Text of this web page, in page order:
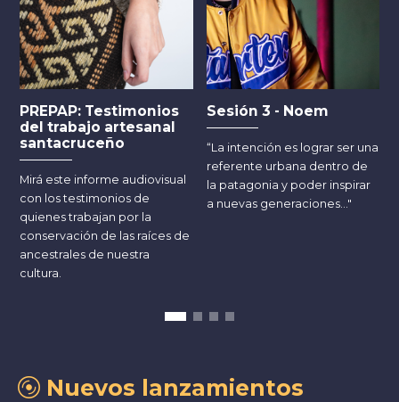
PREPAP: Testimonios
del trabajo artesanal
santacruceño
Mirá este informe audiovisual
con los testimonios de
quienes trabajan por la
conservación de las raíces de
ancestrales de nuestra
cultura.
Sesión 3 - Noem
“La intención es lograr ser una
referente urbana dentro de
la patagonia y poder inspirar
a nuevas generaciones..."
Nuevos lanzamientos